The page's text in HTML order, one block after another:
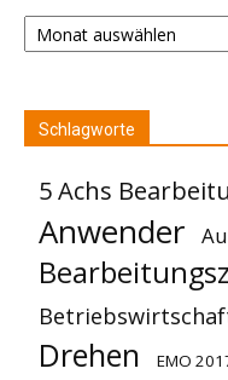
Archiv
Schlagworte
5 Achs
Anwender
Drehen EMO